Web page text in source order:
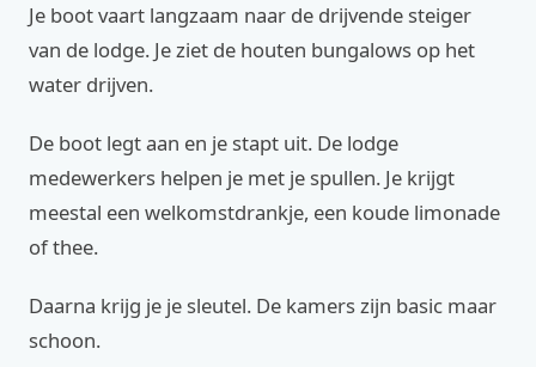
Je boot vaart langzaam naar de drijvende steiger
van de lodge. Je ziet de houten bungalows op het
water drijven.
De boot legt aan en je stapt uit. De lodge
medewerkers helpen je met je spullen. Je krijgt
meestal een welkomstdrankje, een koude limonade
of thee.
Daarna krijg je je sleutel. De kamers zijn basic maar
schoon.